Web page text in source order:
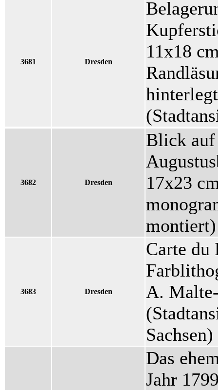
3681 Dresden
11x18
3682 Dresden
Blick auf
17x23
montiert)
3683 Dresden
Carte du
A.
Sachsen)
Das
Jahr